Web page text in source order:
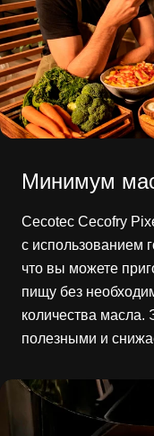
Минимум
Cecotec Cecofry
с использованием
что вы можете
пищу без
количества масла.
полезными и